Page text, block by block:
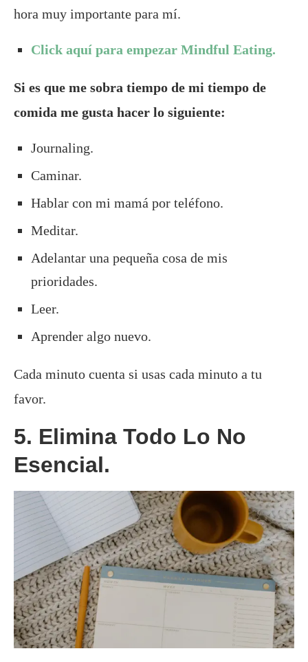
hora muy importante para mí.
Click aquí para empezar Mindful Eating.
Si es que me sobra tiempo de mi tiempo de
comida me gusta hacer lo siguiente:
Journaling.
Caminar.
Hablar con mi mamá por teléfono.
Meditar.
Adelantar una pequeña cosa de mis
prioridades.
Leer.
Aprender algo nuevo.
Cada minuto cuenta si usas cada minuto a tu
favor.
5. Elimina Todo Lo No
Esencial.